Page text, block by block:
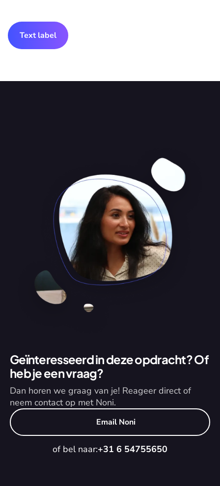
Text label
Geïnteresseerd in deze opdracht? Of
heb je een vraag?
Dan horen we graag van je! Reageer direct of
neem contact op met Noni.
Email Noni
of bel naar:+31 6 54755650